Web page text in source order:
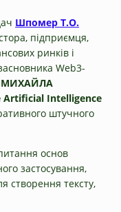
Шпомер Т.О.
підприємця,
ринків і
Web3-
МИХАЙЛА
Artificial Intelligence
штучного
основ
застосування,
створення тексту,